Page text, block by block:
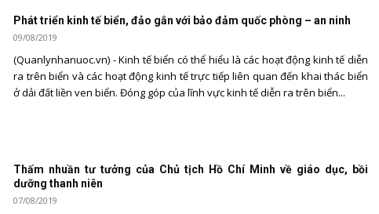
nhà
nước
Phát triển kinh tế biển, đảo gắn với bảo đảm quốc phòng – an ninh
09/08/2019
(Quanlynhanuoc.vn) - Kinh tế biển có thể hiểu là các hoạt động kinh tế diễn
ra trên biển và các hoạt động kinh tế trực tiếp liên quan đến khai thác biển
ở dải đất liền ven biển. Đóng góp của lĩnh vực kinh tế diễn ra trên biển...
Thấm nhuần tư tưởng của Chủ tịch Hồ Chí Minh về giáo dục, bồi
dưỡng thanh niên
07/08/2019